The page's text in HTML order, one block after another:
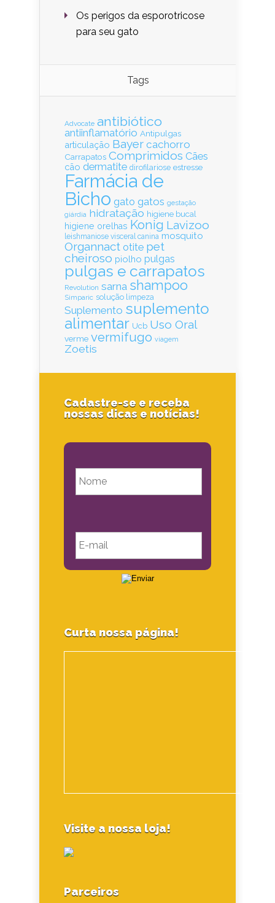
Os perigos da esporotricose
para seu gato
Tags
Advocate antibiótico
antiinflamatório Antipulgas
articulação Bayer cachorro
Carrapatos Comprimidos Cães
cão dermatite dirofilariose estresse
Farmácia de
Bicho gato gatos gestação
giárdia hidratação higiene bucal
higiene orelhas Konig Lavizoo
leishmaniose visceral canina mosquito
Organnact otite pet
cheiroso piolho pulgas
pulgas e carrapatos
Revolution sarna shampoo
Simparic solução limpeza
Suplemento suplemento
alimentar Ucb Uso Oral
verme vermifugo viagem
Zoetis
Cadastre-se e receba
nossas dicas e notícias!
Curta nossa página!
Visite a nossa loja!
Parceiros